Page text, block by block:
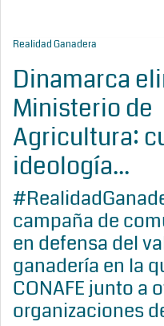
Realidad Ganadera
Dinamarca
Ministerio de
Agricultura:
ideología...
campaña de
en defensa del
ganadería en la
CONAFE junto a
organizaciones